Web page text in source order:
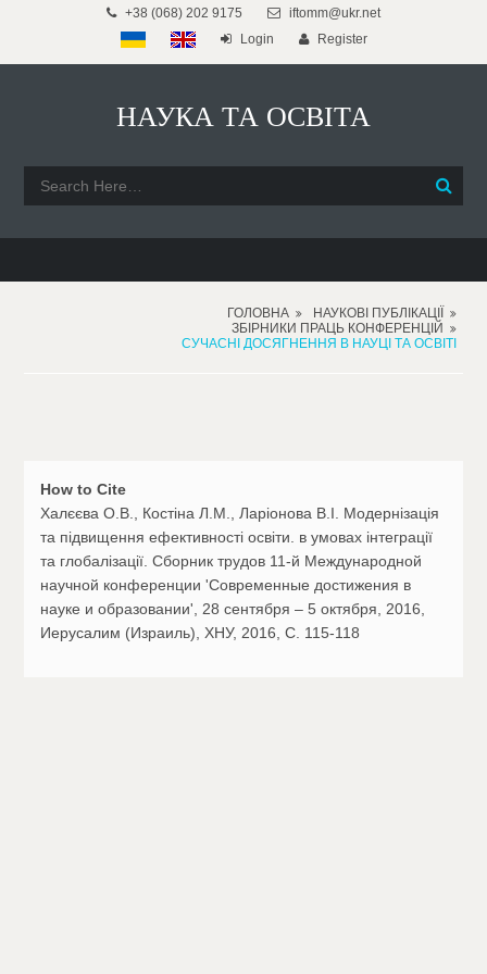
+38 (068) 202 9175
iftomm@ukr.net
Login
Register
НАУКА ТА ОСВІТА
ГОЛОВНА
НАУКОВІ ПУБЛІКАЦІЇ
ЗБІРНИКИ ПРАЦЬ КОНФЕРЕНЦІЙ
СУЧАСНІ ДОСЯГНЕННЯ В НАУЦІ ТА ОСВІТІ
How to Cite
Халєєва О.В., Костіна Л.М., Ларіонова В.І. Модернізація
та підвищення ефективності освіти. в умовах інтеграції
та глобалізації. Сборник трудов 11-й Международной
научной конференции 'Современные достижения в
науке и образовании', 28 сентября – 5 октября, 2016,
Иерусалим (Израиль), ХНУ, 2016, С. 115-118